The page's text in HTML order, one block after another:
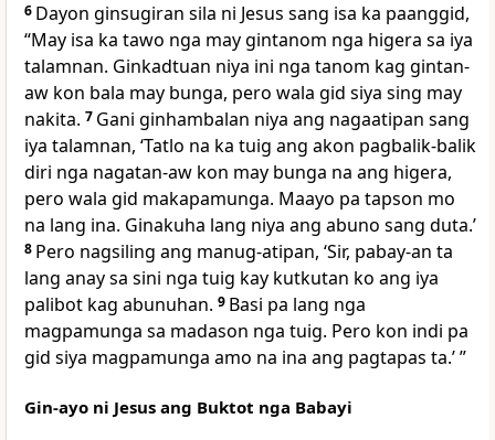
6 Dayon ginsugiran sila ni Jesus sang isa ka paanggid,
“May isa ka tawo nga may gintanom nga higera sa iya
talamnan. Ginkadtuan niya ini nga tanom kag gintan-
aw kon bala may bunga, pero wala gid siya sing may
nakita. 7 Gani ginhambalan niya ang nagaatipan sang
iya talamnan, ‘Tatlo na ka tuig ang akon pagbalik-balik
diri nga nagatan-aw kon may bunga na ang higera,
pero wala gid makapamunga. Maayo pa tapson mo
na lang ina. Ginakuha lang niya ang abuno sang duta.’
8 Pero nagsiling ang manug-atipan, ‘Sir, pabay-an ta
lang anay sa sini nga tuig kay kutkutan ko ang iya
palibot kag abunuhan. 9 Basi pa lang nga
magpamunga sa madason nga tuig. Pero kon indi pa
gid siya magpamunga amo na ina ang pagtapas ta.’ ”
Gin-ayo ni Jesus ang Buktot nga Babayi